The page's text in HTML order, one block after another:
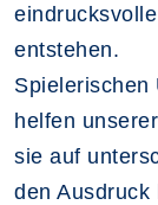
entstehen.
Spielerischen
helfen
sie auf
den Ausdruck